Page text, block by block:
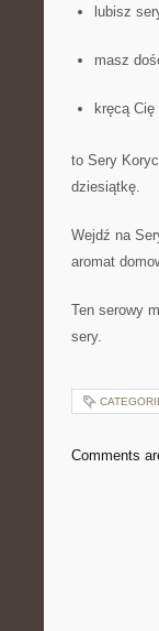
lubisz
masz
kręcą Cię
to Sery
dziesiątkę.
Wejdź na
aromat
Ten serowy
sery.
Comments